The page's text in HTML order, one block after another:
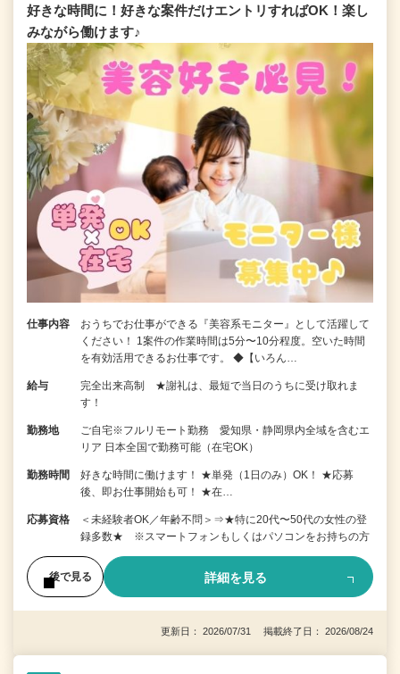
好きな時間に！好きな案件だけエントリすればOK！楽し
みながら働けます♪
仕事内容
おうちでお仕事ができる『美容系モニター』として活躍して
ください！ 1案件の作業時間は5分〜10分程度。空いた時間
を有効活用できるお仕事です。 ◆【いろん…
給与
完全出来高制 ★謝礼は、最短で当日のうちに受け取れま
す！
勤務地
ご自宅※フルリモート勤務 愛知県・静岡県内全域を含むエ
リア 日本全国で勤務可能（在宅OK）
勤務時間
好きな時間に働けます！ ★単発（1日のみ）OK！ ★応募
後、即お仕事開始も可！ ★在…
応募資格
＜未経験者OK／年齢不問＞⇒★特に20代〜50代の女性の登
録多数★ ※スマートフォンもしくはパソコンをお持ちの方
後で見る 詳細を見る
更新日： 2026/07/31 掲載終了日： 2026/08/24